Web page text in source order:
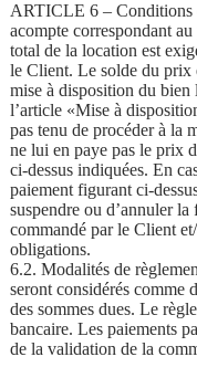
ARTICLE 6 – Conditions
acompte correspondant
total de la location est
le Client. Le solde du prix
mise à disposition du bien
l’article «Mise à
pas tenu de procéder à la
ne lui en paye pas le prix
ci-dessus indiquées. En
paiement figurant ci-
suspendre ou d’annuler
commandé par le Client
obligations.
6.2. Modalités de
seront considérés comme
des sommes dues. Le
bancaire. Les paiements
de la validation de la